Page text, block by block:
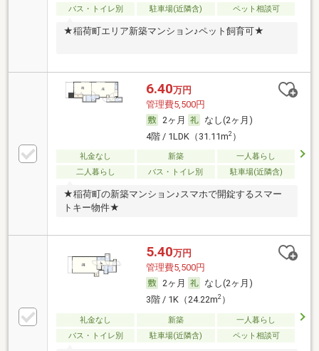
バス・トイレ別
駐車場(近隣含) ペット相談可
★稲荷町エリア新築マンション♪ペット飼育可★
6.40万円
管理費5,500円
2ヶ月
なし(2ヶ月)
4階 / 1LDK（31.11m2）
礼金なし 新築
一人暮らし
二人暮らし
バス・トイレ別 駐車場(近隣含)
★稲荷町の新築マンション♪スマホで開錠するスマー
トキー物件★
5.40万円
管理費5,500円
2ヶ月
なし(2ヶ月)
3階 / 1K（24.22m2）
礼金なし 新築
一人暮らし
バス・トイレ別
駐車場(近隣含) ペット相談可